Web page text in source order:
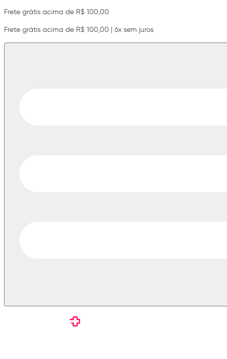
Frete grátis acima de R$ 100,00
Frete grátis acima de R$ 100,00 | 6x sem juros